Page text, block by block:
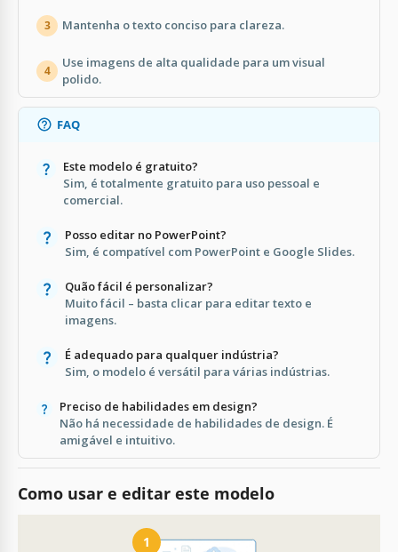
3 Mantenha o texto conciso para clareza.
4
Use imagens de alta qualidade para um visual
polido.
FAQ
Este modelo é gratuito?
Sim, é totalmente gratuito para uso pessoal e
comercial.
Posso editar no PowerPoint?
Sim, é compatível com PowerPoint e Google Slides.
Quão fácil é personalizar?
Muito fácil – basta clicar para editar texto e
imagens.
É adequado para qualquer indústria?
Sim, o modelo é versátil para várias indústrias.
Preciso de habilidades em design?
Não há necessidade de habilidades de design. É
amigável e intuitivo.
Como usar e editar este modelo
1